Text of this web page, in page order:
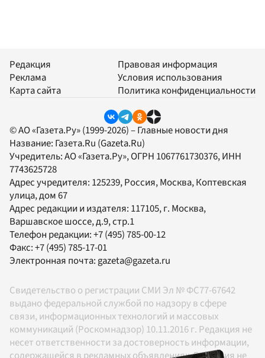
Редакция
Реклама
Карта сайта
Правовая информация
Условия использования
Политика конфиденциальности
© АО «Газета.Ру» (1999-2026) – Главные новости дня
Название: Газета.Ru (Gazeta.Ru)
Учредитель:АО «Газета.Ру», ОГРН 1067761730376, ИНН
7743625728
Адрес учредителя: 125239, Россия, Москва, Коптевская
улица, дом 67
Адрес редакции и издателя: 117105, г. Москва,
Варшавское шоссе, д.9, стр.1
Телефон редакции:+7 (495) 785-00-12
Факс:+7 (495) 785-17-01
Электронная почта: gazeta@gazeta.ru
Свидетельство о регистрации СМИ Эл № ФС77-67642
выдано федеральной службой по надзору в сфере
связи, информационных технологий и массовых
коммуникаций (Роскомнадзор) 10.11.2016 г. Редакция не
несет ответственности за достоверность информации,